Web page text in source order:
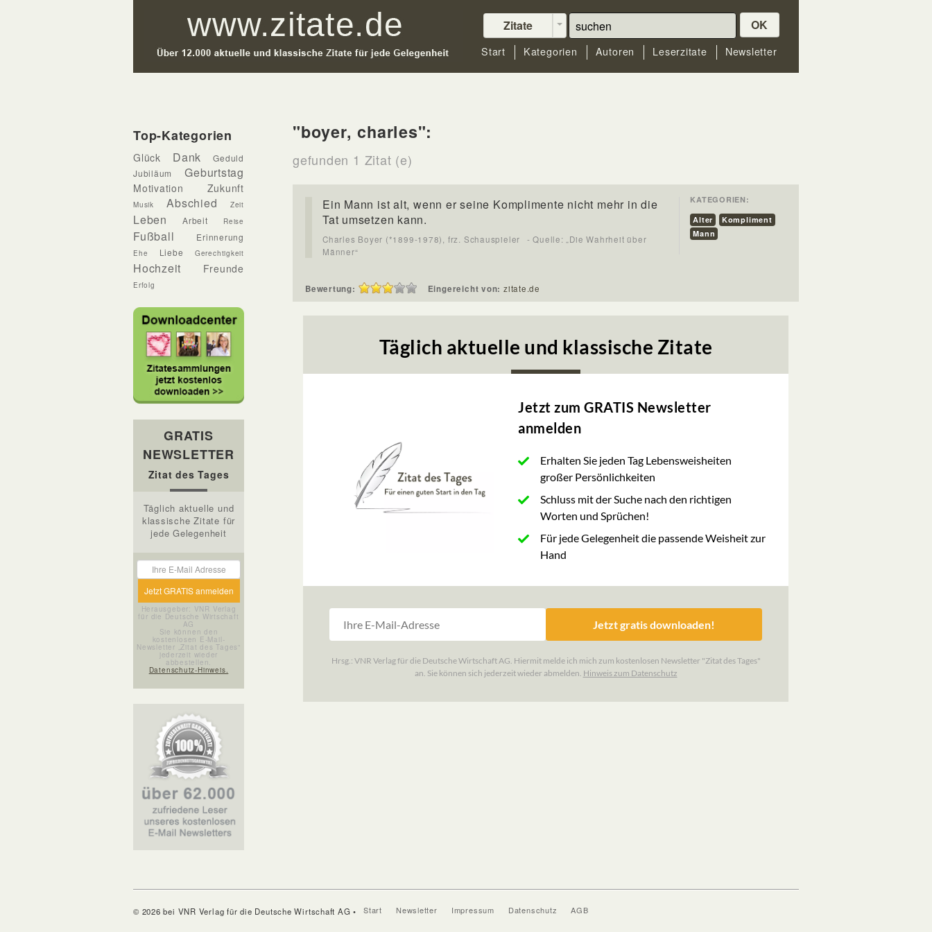
Zitate OK
Start Kategorien Autoren Leserzitate Newsletter
Top-Kategorien
Glück Dank
Geduld
Jubiläum
Geburtstag
Motivation Zukunft
Musik Abschied Zeit
Leben Arbeit Reise
Fußball Erinnerung
Ehe Liebe Gerechtigkeit
Hochzeit Freunde
Erfolg
GRATIS
NEWSLETTER
Zitat des Tages
Täglich aktuelle und
klassische Zitate für
jede Gelegenheit
Herausgeber: VNR Verlag
für die Deutsche Wirtschaft
AG
Sie können den
kostenlosen E-Mail-
Newsletter „Zitat des Tages“
jederzeit wieder
abbestellen.
Datenschutz-Hinweis.
"boyer, charles":
gefunden 1 Zitat (e)
Ein Mann ist alt, wenn er seine Komplimente nicht mehr in die
Tat umsetzen kann.
Charles Boyer (*1899-1978), frz. Schauspieler
- Quelle: „Die Wahrheit über
Männer“
KATEGORIEN:
Alter
Kompliment
Mann
Bewertung: Eingereicht von: zitate.de
© 2026 bei VNR Verlag für die Deutsche Wirtschaft AG • Start Newsletter Impressum Datenschutz AGB